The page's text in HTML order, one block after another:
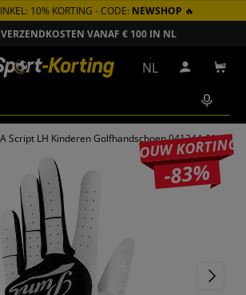
10% KORTING - CODE: NEWSHOP 🔥
VANAF € 100 IN NL
NL Inloggen
Script LH Kinderen Golfhandschoen 041244-01
JOUW KORTING
-83%